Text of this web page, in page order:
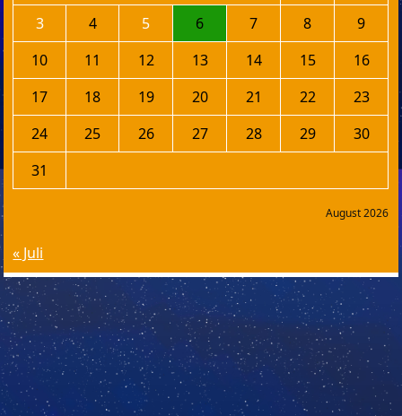
August 2026
3
4 5 6 7 8
9
10
11 12 13 14 15
16
17
18 19 20 21 22
23
24
25 26 27 28 29
30
31
« Juli